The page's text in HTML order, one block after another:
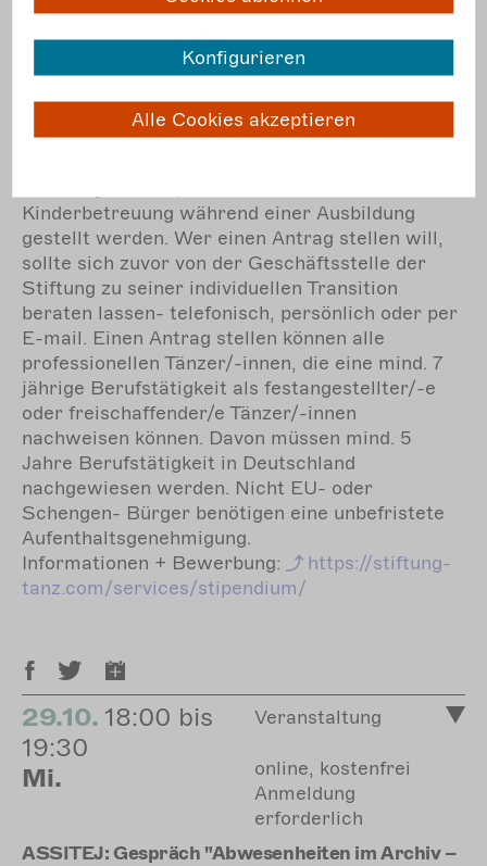
Stiftung TANZ: Stipendien
Die Stiftung TANZ vergibt Stipendien an
Beruf nach der aktiven Tanzkarriere. Jedes Jahr
zum 30.3., 30.6. und 30.10. kann ein Antrag auf
Kinderbetreuung während einer Ausbildung
gestellt werden. Wer einen Antrag stellen will,
sollte sich zuvor von der Geschäftsstelle der
Stiftung zu seiner individuellen Transition
beraten lassen- telefonisch, persönlich oder per
E-mail. Einen Antrag stellen können alle
professionellen Tänzer/-innen, die eine mind. 7
jährige Berufstätigkeit als festangestellter/-e
oder freischaffender/e Tänzer/-innen
nachweisen können. Davon müssen mind. 5
Jahre Berufstätigkeit in Deutschland
nachgewiesen werden. Nicht EU- oder
Schengen- Bürger benötigen eine unbefristete
Aufenthaltsgenehmigung.
Informationen + Bewerbung:
https://stiftung-
tanz.com/services/stipendium/
29.10. 18:00 bis
19:30
Mi.
Veranstaltung
online, kostenfrei
Anmeldung
erforderlich
ASSITEJ: Gespräch "Abwesenheiten im Archiv –
Konfigurieren
Alle Cookies akzeptieren